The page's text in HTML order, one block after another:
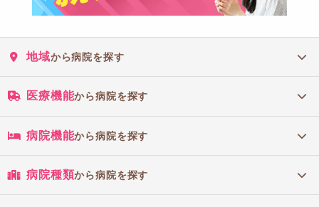
地域から病院を探す
医療機能から病院を探す
病院機能から病院を探す
病院種類から病院を探す